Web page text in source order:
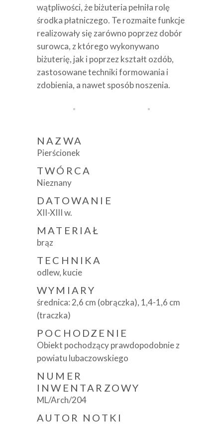
wątpliwości, że biżuteria pełniła rolę
środka płatniczego. Te rozmaite funkcje
realizowały się zarówno poprzez dobór
surowca, z którego wykonywano
biżuterię, jak i poprzez kształt ozdób,
zastosowane techniki formowania i
zdobienia, a nawet sposób noszenia.
NAZWA
Pierścionek
TWÓRCA
Nieznany
DATOWANIE
XII-XIII w.
MATERIAŁ
brąz
TECHNIKA
odlew, kucie
WYMIARY
średnica: 2,6 cm (obrączka), 1,4-1,6 cm
(traczka)
POCHODZENIE
Obiekt pochodzący prawdopodobnie z
powiatu lubaczowskiego
NUMER
INWENTARZOWY
ML/Arch/204
AUTOR NOTKI